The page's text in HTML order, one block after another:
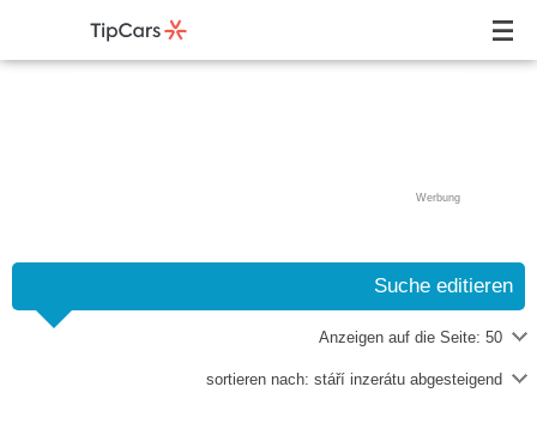
Werbung
Suche editieren
Anzeigen auf die Seite: 50
sortieren nach: stáří inzerátu abgesteigend